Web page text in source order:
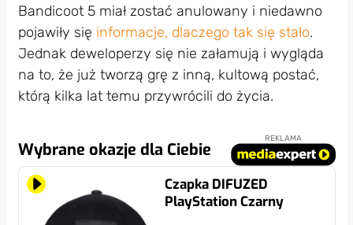
Bandicoot 5 miał zostać anulowany i niedawno
pojawiły się informacje, dlaczego tak się stało.
Jednak deweloperzy się nie załamują i wygląda
na to, że już tworzą grę z inną, kultową postać,
którą kilka lat temu przywrócili do życia.
Wybrane okazje dla Ciebie
REKLAMA
Czapka DIFUZED
PlayStation Czarny